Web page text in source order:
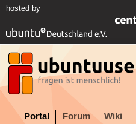
hosted by
Portal Forum Wiki